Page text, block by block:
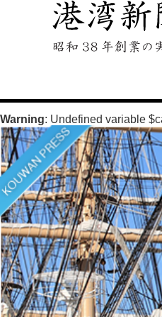
Warning: Undefined variable